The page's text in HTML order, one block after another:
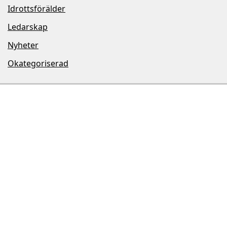
Idrottsförälder
Ledarskap
Nyheter
Okategoriserad